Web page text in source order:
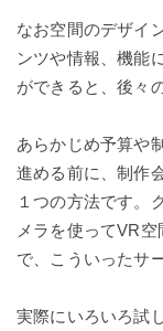
なお空間のデザイ
ンツや情報、機能
ができると、後々
あらかじめ予算や
進める前に、制作
１つの方法です。
メラを使ってVR
で、こういったサ
実際にいろいろ試